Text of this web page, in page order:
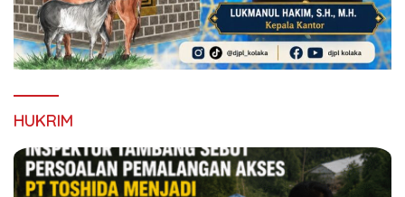
HUKRIM